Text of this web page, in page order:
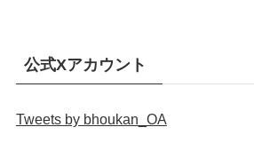
公式Xアカウント
Tweets by bhoukan_OA